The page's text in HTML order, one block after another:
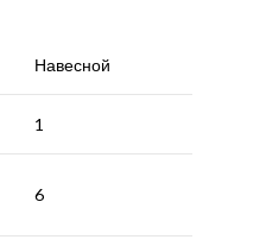
Навесной
1
6